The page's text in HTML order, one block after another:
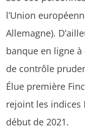
l’Union
Allemagne).
banque en ligne à
de contrôle
Élue première
rejoint les indices
début de 2021.